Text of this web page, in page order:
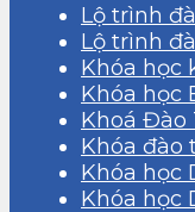
Lộ trình
Lộ trình
Khóa học
Khóa học
Khoá Đào
Khóa đào
Khóa học
Khóa học